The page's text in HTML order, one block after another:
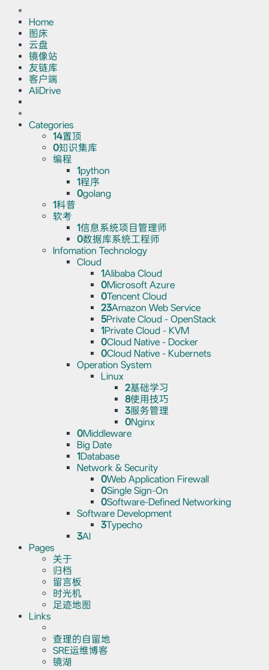
Home
图床
云盘
镜像站
友链库
客户端
AliDrive
Categories
14置顶
0知识集库
编程
1python
1程序
0golang
1科普
软考
1信息系统项目管理师
0数据库系统工程师
Infomation Technology
Cloud
1Alibaba Cloud
0Microsoft Azure
0Tencent Cloud
23Amazon Web Service
5Private Cloud - OpenStack
1Private Cloud - KVM
0Cloud Native - Docker
0Cloud Native - Kubernets
Operation System
Linux
2基础学习
8使用技巧
3服务管理
0Nginx
0Middleware
Big Date
1Database
Network & Security
0Web Application Firewall
0Single Sign-On
0Software-Defined Networking
Software Development
3Typecho
3AI
Pages
关于
归档
留言板
时光机
足迹地图
Links
查理的自留地
SRE运维博客
镜湖